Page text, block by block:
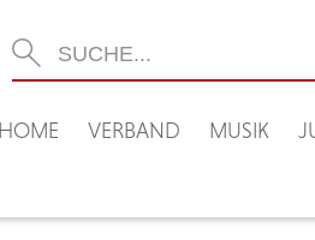
HOME VERBAND MUSIK